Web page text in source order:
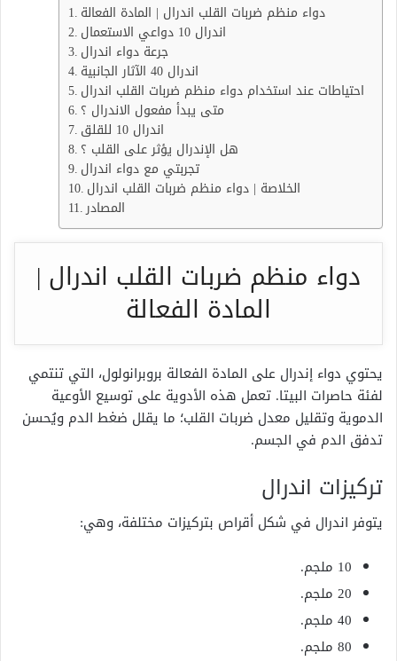
دواء منظم ضربات القلب اندرال | المادة الفعالة
اندرال 10 دواعي الاستعمال
جرعة دواء اندرال
اندرال 40 الآثار الجانبية
احتياطات عند استخدام دواء منظم ضربات القلب اندرال
متى يبدأ مفعول الاندرال ؟
اندرال 10 للقلق
هل الإندرال يؤثر على القلب ؟
تجربتي مع دواء اندرال
الخلاصة | دواء منظم ضربات القلب اندرال
المصادر
دواء منظم ضربات القلب اندرال |
المادة الفعالة
يحتوي دواء إندرال على المادة الفعالة بروبرانولول، التي تنتمي
لفئة حاصرات البيتا. تعمل هذه الأدوية على توسيع الأوعية
الدموية وتقليل معدل ضربات القلب؛ ما يقلل ضغط الدم ويُحسن
تدفق الدم في الجسم.
تركيزات اندرال
يتوفر اندرال في شكل أقراص بتركيزات مختلفة، وهي:
10 ملجم.
20 ملجم.
40 ملجم.
80 ملجم.